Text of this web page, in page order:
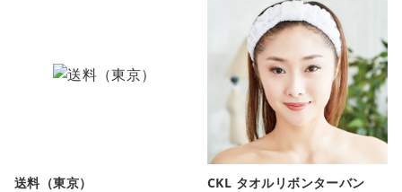
送料（東京） CKL タオルリボンターバン